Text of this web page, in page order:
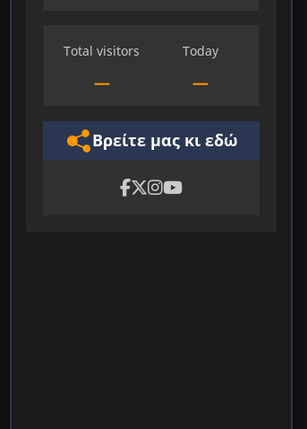
Total visitors
—
Today
—
Βρείτε μας κι εδώ